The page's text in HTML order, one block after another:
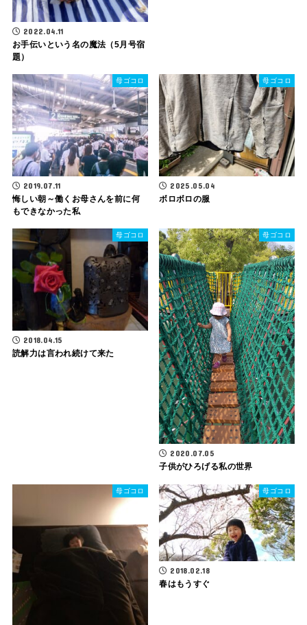
2022.04.11
お手伝いという名の魔法（5月号宿
題）
母ゴコロ
2019.07.11
悔しい朝～働くお母さんを前に何
もできなかった私
母ゴコロ
2025.05.04
ボロボロの服
母ゴコロ
2018.04.15
読解力は言われ続けて来た
母ゴコロ
2020.07.05
子供がひろげる私の世界
母ゴコロ 母ゴコロ
2018.02.18
春はもうすぐ